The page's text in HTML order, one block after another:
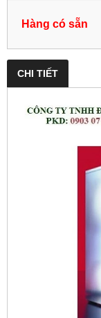
Hàng có sẵn
CHI TIẾT